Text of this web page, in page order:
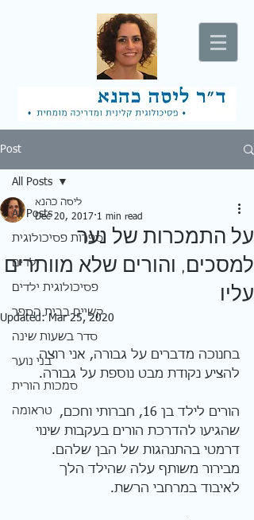
Post
All Posts
ספרות פסיכולוגית
ילדים
פסיכולוגית ילדים
קשיים בבית הספר
סדר בשעות שינה
בני נוער
סמכות הורית
טראומה
All Posts
על התמכרות של נער
למסכים, והורים שלא מוותרים
עליו
ליסה כהנא
Dec 20, 2017 1 min read
Updated: Mar 25, 2020
בחנוכה מדברים על גבורה, אני רוצה
להציע נקודת מבט נוספת על גבורה.
הורים לילד בן 16, חברותי וחכם,
שהגיעו להדרכת הורים בעקבות שינוי
דרמטי בהתנהגות של הבן שלהם.
מבירור משותף עלה שהילד הלך
לאיבוד במרחבי הרשת.